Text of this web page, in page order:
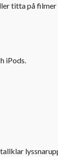
titta på filmer
iPods.